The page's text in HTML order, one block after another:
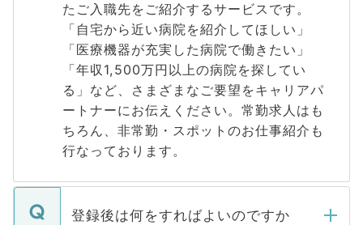
たご入職先をご紹介するサービスです。
「自宅から近い病院を紹介してほしい」
「医療機器が充実した病院で働きたい」
「年収1,500万円以上の病院を探してい
る」など、さまざまなご要望をキャリアパ
ートナーにお伝えください。常勤求人はも
ちろん、非常勤・スポットのお仕事紹介も
行なっております。
登録後は何をすればよいのですか